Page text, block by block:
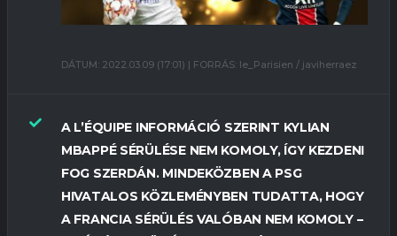
DÁTUM: 2022.03.09 (17:01) | FORRÁS: le_Parisien / javiherraez
A L’ÉQUIPE INFORMÁCIÓ SZERINT KYLIAN
MBAPPÉ SÉRÜLÉSE NEM KOMOLY, ÍGY KEZDENI
FOG SZERDÁN. MINDEKÖZBEN A PSG
HIVATALOS KÖZLEMÉNYBEN TUDATTA, HOGY
A FRANCIA SÉRÜLÉS VALÓBAN NEM KOMOLY –